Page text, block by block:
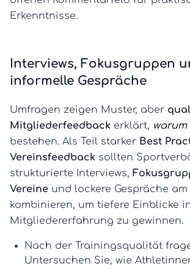
Erkenntnisse.
Interviews, Fokusgruppen
informelle Gespräche
Umfragen zeigen Muster, aber
Mitgliederfeedback erklärt, warum
bestehen. Als Teil starker Best
Vereinsfeedback sollten
strukturierte Interviews,
Vereine und lockere Gespräche
kombinieren, um tiefere Einblicke
Mitgliedererfahrung zu gewinnen.
Nach der Trainingsqualität
Untersuchen Sie, wie